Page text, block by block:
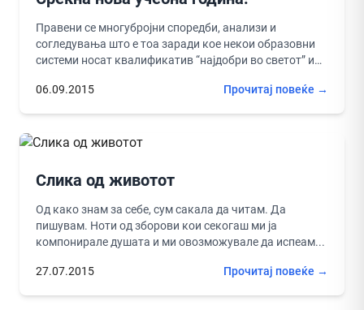
Правени се многубројни споредби, анализи и
согледувања што е тоа заради кое некои образовни
системи носат квалификатив “најдобри во светот” и
06.09.2015
Прочитај повеќе →
Слика од животот
Од како знам за себе, сум сакала да читам. Да
пишувам. Ноти од зборови кои секогаш ми ја
компонирале душата и ми овозможувале да испеам...
27.07.2015 Прочитај повеќе →